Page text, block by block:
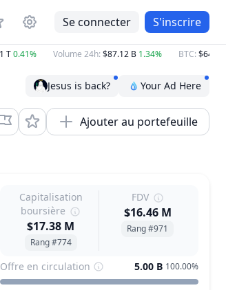
Se connecter S'inscrire
0.41% Volume 24h:$87.12 B1.34% BTC:
Jesus is back? Your Ad Here
Ajouter au portefeuille
Capitalisation
boursière
$17.38 M
Rang #774
FDV
$16.46 M
Rang #971
Offre en circulation 5.00 B 100.00%